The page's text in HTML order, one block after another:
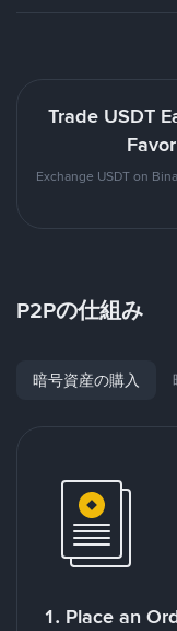
Trade USDT
Exchange USDT on
P2Pの仕組み
暗号資産の購入
1. Place an